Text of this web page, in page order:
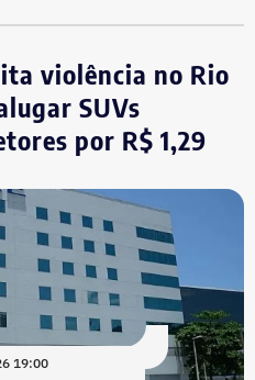
violência no Rio
SUVs
por R$ 1,29
19:00